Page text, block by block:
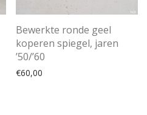
Bewerkte ronde geel
koperen spiegel, jaren
’50/’60
€60,00